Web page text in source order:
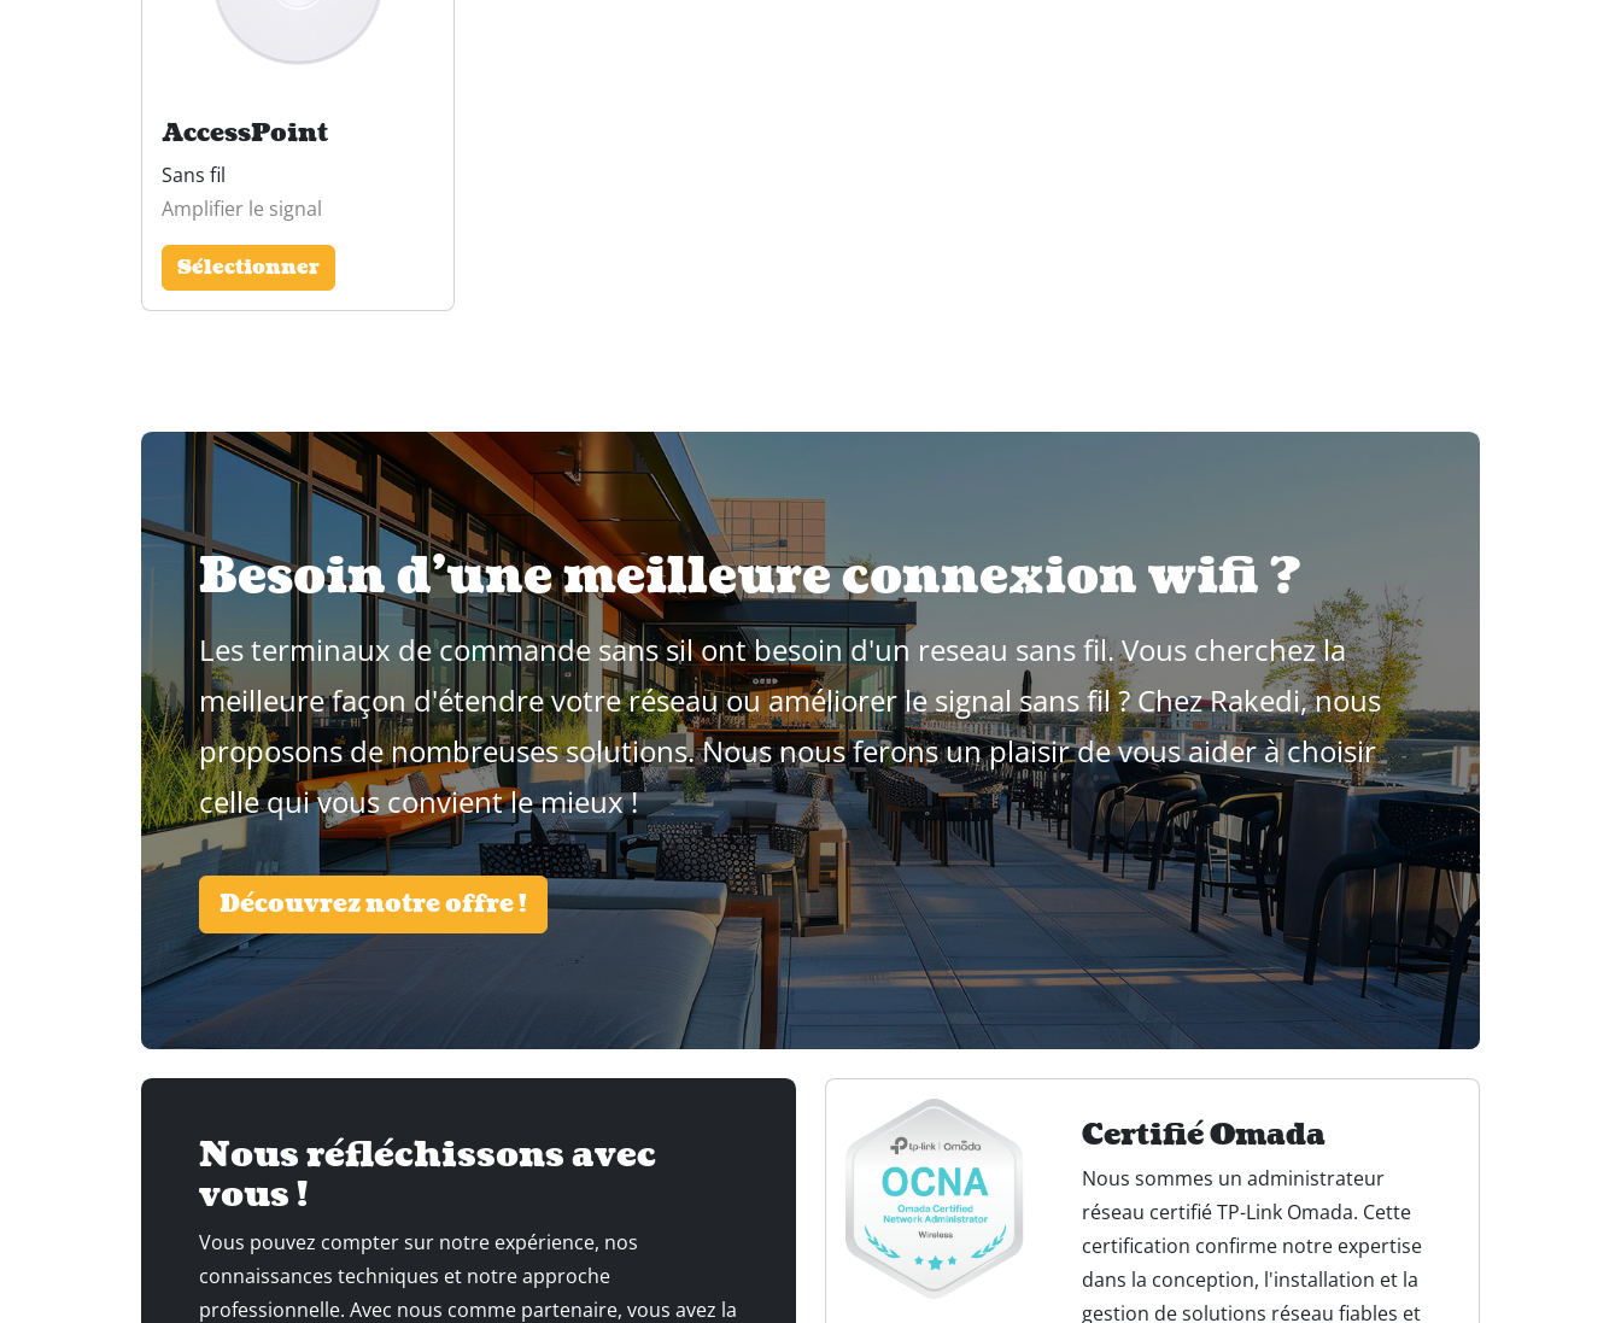
AccessPoint
Sans fil
Amplifier le signal
Sélectionner
Besoin d'une meilleure connexion wifi ?
Les terminaux de commande sans sil ont besoin d'un reseau sans fil. Vous cherchez la
meilleure façon d'étendre votre réseau ou améliorer le signal sans fil ? Chez Rakedi, nous
proposons de nombreuses solutions. Nous nous ferons un plaisir de vous aider à choisir
celle qui vous convient le mieux !
Découvrez notre offre !
Nous réfléchissons avec
vous !
Vous pouvez compter sur notre expérience, nos
connaissances techniques et notre approche
professionnelle. Avec nous comme partenaire, vous avez la
Certifié Omada
Nous sommes un administrateur
réseau certifié TP-Link Omada. Cette
certification confirme notre expertise
dans la conception, l'installation et la
gestion de solutions réseau fiables et